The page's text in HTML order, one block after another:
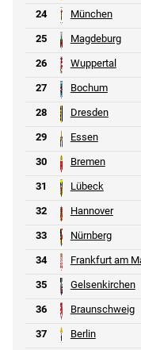
24 München
25 Magdeburg
26 Wuppertal
27 Bochum
28 Dresden
29 Essen
30 Bremen
31 Lübeck
32 Hannover
33 Nürnberg
34 Frankfurt am
35 Gelsenkirchen
36 Braunschweig
37 Berlin